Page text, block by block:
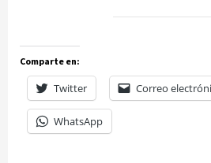
Comparte en:
Twitter Correo
WhatsApp